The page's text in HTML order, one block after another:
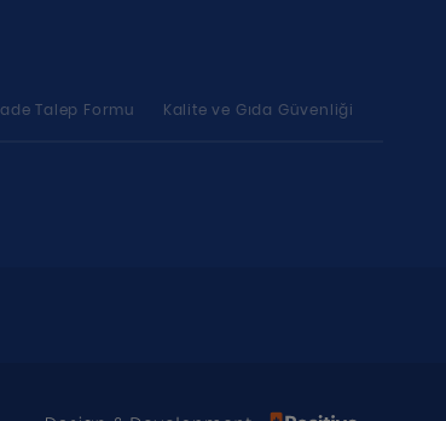
Talep Formu Kalite ve Gıda Güvenliği